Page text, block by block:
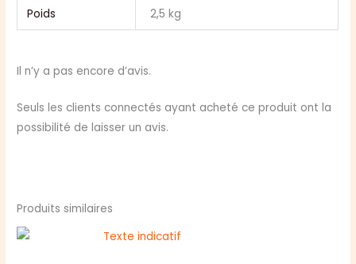
Poids 2,5 kg
Il n’y a pas encore d’avis.
Seuls les clients connectés ayant acheté ce produit ont la
possibilité de laisser un avis.
Produits similaires